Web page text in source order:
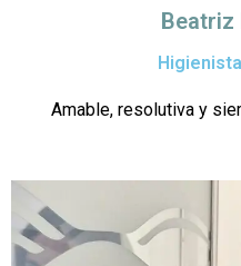
Beatriz
Amable, resolutiva y